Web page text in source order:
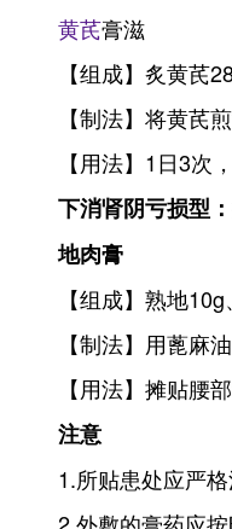
黄芪膏滋
【组成】炙黄芪
【制法】将黄芪
【用法】1日3次
下消肾阴亏损型：
地肉膏
【组成】熟地
【制法】用蓖麻
【用法】摊贴腰
注意
1.所贴患处应严